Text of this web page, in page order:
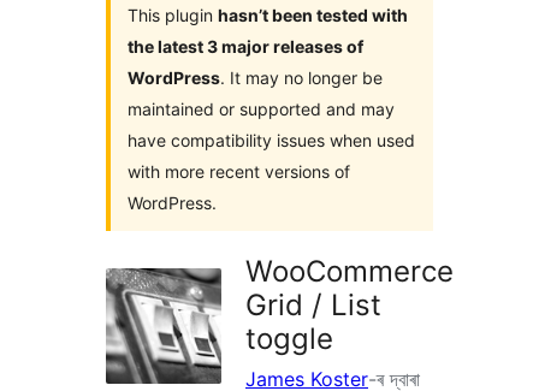
This plugin hasn’t been tested with
the latest 3 major releases of
WordPress. It may no longer be
maintained or supported and may
have compatibility issues when used
with more recent versions of
WordPress.
WooCommerce
Grid / List
toggle
James Koster-ৰ দ্বাৰা